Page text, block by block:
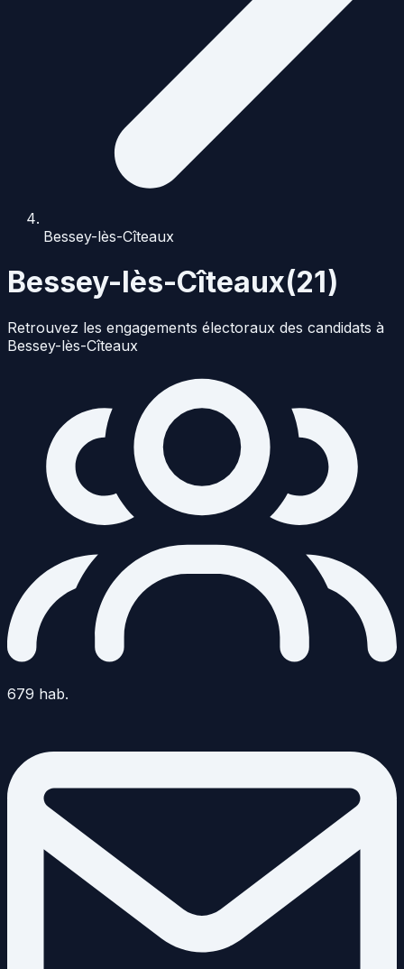
Bessey-lès-Cîteaux
Bessey-lès-Cîteaux(21)
Retrouvez les engagements électoraux des candidats à
Bessey-lès-Cîteaux
679 hab.